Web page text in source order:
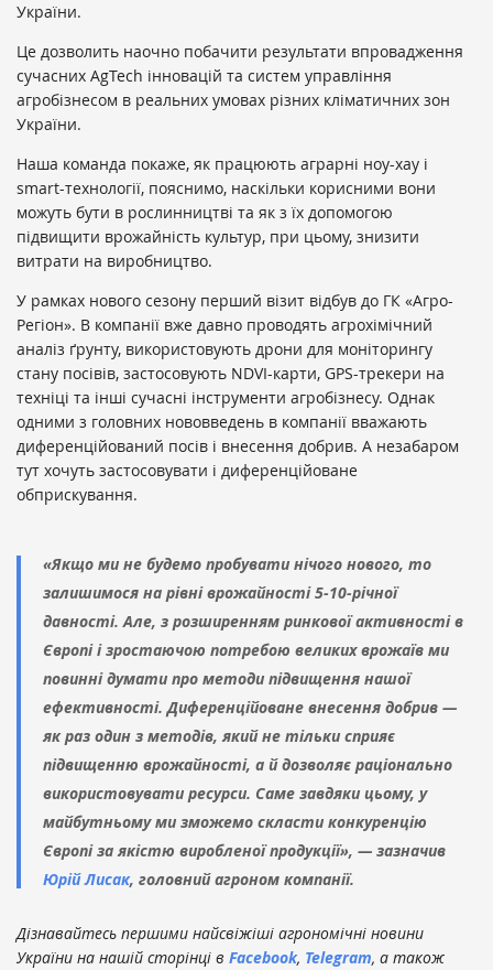
України.
Це дозволить наочно побачити результати впровадження
сучасних AgTech інновацій та систем управління
агробізнесом в реальних умовах різних кліматичних зон
України.
Наша команда покаже, як працюють аграрні ноу-хау і
smart-технології, пояснимо, наскільки корисними вони
можуть бути в рослинництві та як з їх допомогою
підвищити врожайність культур, при цьому, знизити
витрати на виробництво.
У рамках нового сезону перший візит відбув до ГК «Агро-
Регіон». В компанії вже давно проводять агрохімічний
аналіз ґрунту, використовують дрони для моніторингу
стану посівів, застосовують NDVI-карти, GPS-трекери на
техніці та інші сучасні інструменти агробізнесу. Однак
одними з головних нововведень в компанії вважають
диференційований посів і внесення добрив. А незабаром
тут хочуть застосовувати і диференційоване
обприскування.
«Якщо ми не будемо пробувати нічого нового, то
залишимося на рівні врожайності 5-10-річної
давності. Але, з розширенням ринкової активності в
Європі і зростаючою потребою великих врожаїв ми
повинні думати про методи підвищення нашої
ефективності. Диференційоване внесення добрив —
як раз один з методів, який не тільки сприяє
підвищенню врожайності, а й дозволяє раціонально
використовувати ресурси. Саме завдяки цьому, у
майбутньому ми зможемо скласти конкуренцію
Європі за якістю виробленої продукції», — зазначив
Юрій Лисак, головний агроном компанії.
Дізнавайтесь першими найсвіжіші агрономічні новини
України на нашій сторінці в Facebook, Telegram, а також